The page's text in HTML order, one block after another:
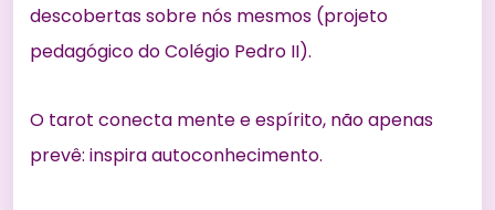
descobertas sobre nós mesmos (projeto
pedagógico do Colégio Pedro II).
O tarot conecta mente e espírito, não apenas
prevê: inspira autoconhecimento.